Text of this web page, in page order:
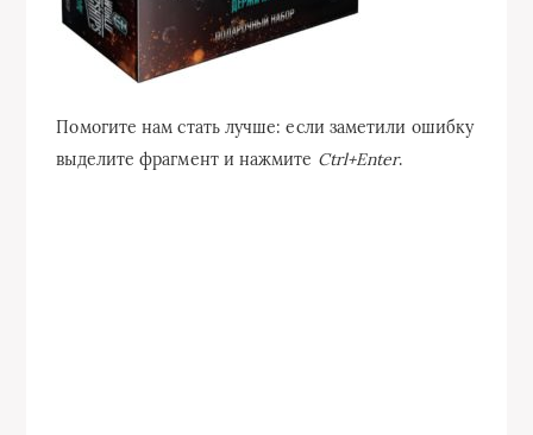
Помогите нам стать лучше: если заметили ошибку
выделите фрагмент и нажмите Ctrl+Enter.